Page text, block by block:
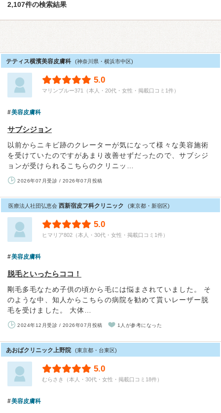
2,107件の検索結果
テティス横濱美容皮膚科 (神奈川県・横浜市中区)
5.0
マリンブルー371（本人・20代・女性・掲載口コミ1件）
美容皮膚科
サブシジョン
以前からニキビ跡のクレーターが気になって様々な美容施術
を受けていたのですがあまり改善せずだったので、サブシジ
ョンが受けられるこちらのクリニッ…
2026年07月受診 / 2026年07月投稿
医療法人社団弘恵会 西新宿皮フ科クリニック (東京都・新宿区)
5.0
ヒマリア802（本人・30代・女性・掲載口コミ1件）
美容皮膚科
脱毛といったらココ！
剛毛多毛なため子供の頃から毛には悩まされていました。 そ
のような中、知人からこちらの病院を勧めて貰いレーザー脱
毛を受けました。 大体…
2024年12月受診 / 2026年07月投稿 1人が参考になった
あおばクリニック上野院 (東京都・台東区)
5.0
むらさき（本人・30代・女性・掲載口コミ18件）
美容皮膚科